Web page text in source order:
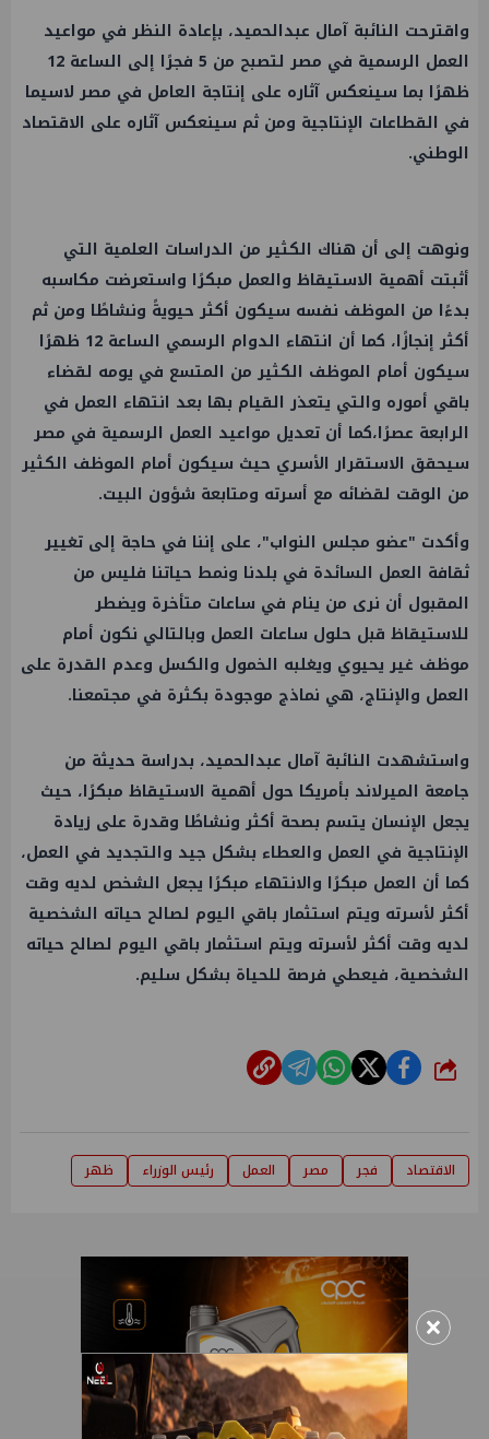
واقترحت النائبة آمال عبدالحميد، بإعادة النظر في مواعيد
العمل
الرسمية في مصر لتصبح من 5 فجرًا إلى الساعة 12
ظهرًا بما سينعكس آثاره على إنتاجة العامل في مصر لاسيما
في القطاعات الإنتاجية ومن ثم سينعكس آثاره على الاقتصاد
الوطني.
ونوهت إلى أن هناك الكثير من الدراسات العلمية التي
أثبتت أهمية الاستيقاظ والعمل مبكرًا واستعرضت مكاسبه
بدءًا من الموظف نفسه سيكون أكثر حيويةً ونشاطًا ومن ثم
أكثر إنجازًا، كما أن انتهاء الدوام الرسمي الساعة 12 ظهرًا
سيكون أمام الموظف الكثير من المتسع في يومه لقضاء
باقي أموره والتي يتعذر القيام بها بعد انتهاء العمل في
الرابعة عصرًا،كما أن تعديل مواعيد العمل الرسمية في مصر
سيحقق الاستقرار الأسري حيث سيكون أمام الموظف الكثير
من الوقت لقضائه مع أسرته ومتابعة شؤون البيت.
وأكدت "عضو مجلس النواب"، على إننا في حاجة إلى تغيير
ثقافة العمل السائدة في بلدنا ونمط حياتنا فليس من
المقبول أن نرى من ينام في ساعات متأخرة ويضطر
للاستيقاظ قبل حلول ساعات العمل وبالتالي نكون أمام
موظف غير يحيوي ويغلبه الخمول والكسل وعدم القدرة على
العمل والإنتاج، هي نماذج موجودة بكثرة في مجتمعنا.
واستشهدت النائبة آمال عبدالحميد، بدراسة حديثة من
جامعة الميرلاند بأمريكا حول أهمية الاستيقاظ مبكرًا، حيث
يجعل الإنسان يتسم بصحة أكثر ونشاطًا وقدرة على زيادة
الإنتاجية في العمل والعطاء بشكل جيد والتجديد في العمل،
كما أن العمل مبكرًا والانتهاء مبكرًا يجعل الشخص لديه وقت
أكثر لأسرته ويتم استثمار باقي اليوم لصالح حياته الشخصية
لديه وقت أكثر لأسرته ويتم استثمار باقي اليوم لصالح حياته
الشخصية، فيعطي فرصة للحياة بشكل سليم.
شارك
الاقتصاد فجر مصر العمل رئيس الوزراء ظهر
×